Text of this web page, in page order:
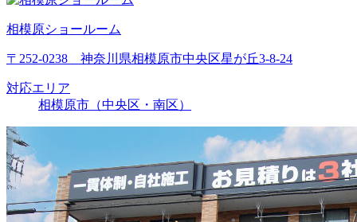
相模原ショールーム
〒252-0238 神奈川県相模原市中央区星が丘3-8-24
対応エリア
相模原市（中央区・南区）